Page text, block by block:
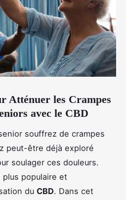
Atténuer les Crampes
avec le CBD
souffrez de crampes
peut-être déjà exploré
soulager ces douleurs.
populaire et
du CBD. Dans cet